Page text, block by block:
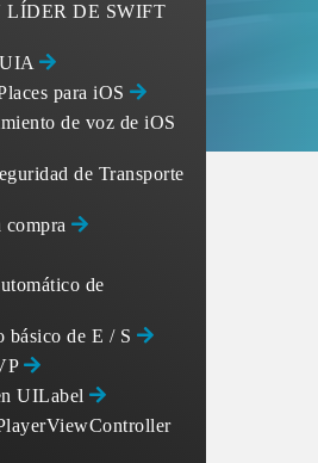
DE SWIFT
para iOS
de voz de iOS
de Transporte
de
básico de E / S
UILabel